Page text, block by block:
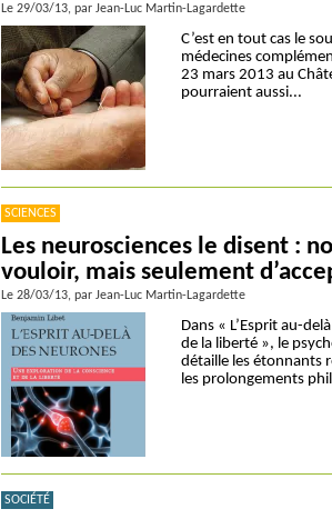
Le 29/03/13, par Jean-Luc Martin-Lagardette
C’est en tout cas le
médecines
23 mars 2013 au
pourraient aussi...
SCIENCES
Les neurosciences le disent :
vouloir, mais seulement
Le 28/03/13, par Jean-Luc Martin-Lagardette
Dans « L’Esprit au-
de la liberté », le
détaille les étonnants
les prolongements
SOCIÉTÉ